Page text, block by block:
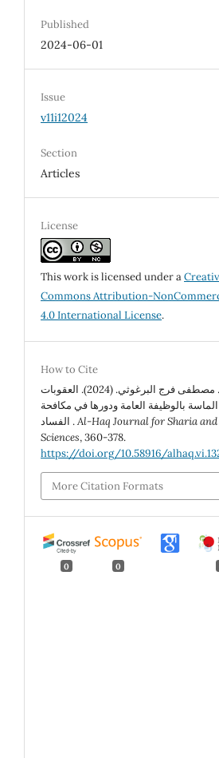
Published
2024-06-01
Issue
v11i12024
Section
Articles
License
This work is licensed under a
Commons Attribution-
4.0 International License.
How to Cite
د. مصطفى فرج البرغوثي. (2024). العقوبات
الماسة بالوظيفة العامة ودورها في مكافحة
الفساد .Al-Haq Journal for Sharia
Sciences, 360-378.
https://doi.org/10.58916/
More Citation Formats
0 0